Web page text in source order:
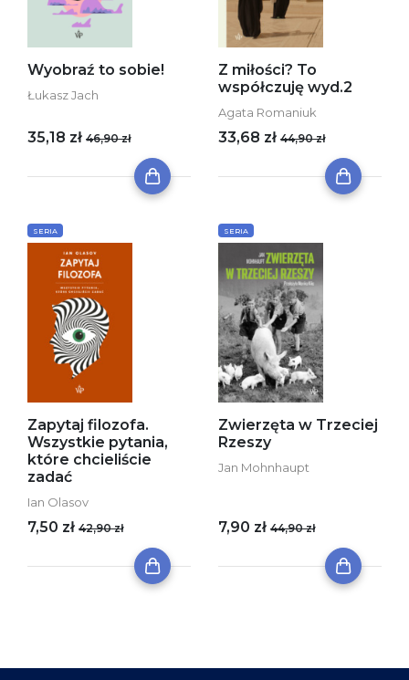
Wyobraź to sobie!
Łukasz Jach
35,18 zł 46,90 zł
Z miłości? To
współczuję wyd.2
Agata Romaniuk
33,68 zł 44,90 zł
SERIA
Zapytaj filozofa.
Wszystkie pytania,
które chcieliście
zadać
Ian Olasov
7,50 zł 42,90 zł
SERIA
Zwierzęta w Trzeciej
Rzeszy
Jan Mohnhaupt
7,90 zł 44,90 zł